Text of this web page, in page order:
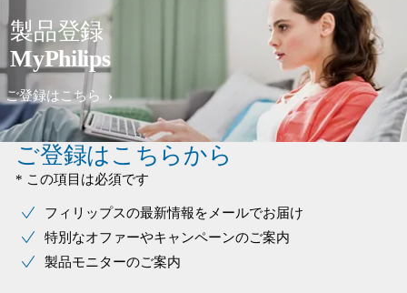
製品登録
MyPhilips
ご登録はこちら
ご登録はこちらから
* この項目は必須です
フィリップスの最新情報をメールでお届け
特別なオファーやキャンペーンのご案内
製品モニターのご案内